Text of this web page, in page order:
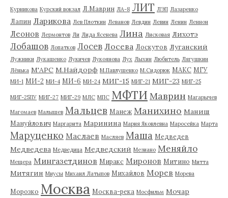
Курникова Курский вокзал Л.Маврин ЛА-8 ЛИТ ЛЭП Лазаренко
Лапин Ларикова Лев Плоткин Леванов Левдин Левин Ленин Леннон
Леонов Лермонтов Ли Лида Ясенева Лина Лисковая Лихотэ
Лобашов Лопатков Лосев Лосева Лоскутов Луганский
Лужники Лукашенко Лукичев Лукоянова Лух Лыхин Любитель Лягушкин
Лёнька М'АРС М.Найдорф М.Павлушенко М.Сидорюк МАКС МГУ
МИ-1 МИ-2 МИ-4 МИ-6 МИ-24 МИГ-15 МИГ-21 МИГ-23 МИГ-25
МИГ-25ПУ МИГ-27 МИГ-29 МЛС МПС МФТИ Маврин Магарычев
Магомаев Малышев Мальцев Манеж Манихино Маниш
Мануйлович Маргарита Маринина Мария Яковлевна Маросейка Марта
Маруценко Маслаев Масляев Маша Медведев
Медведева Медведица Медведский Мезиано Меняйло
Мещера Мингазетдинов Миракс Миронов Митино Митта
Митягин Миусы Михаил Латыпов Михайлов Морев Морева
Морозко Москва Москва-река Мосфильм Мочар